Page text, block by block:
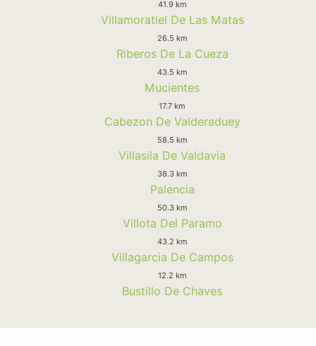
41.9 km
Villamoratiel De Las Matas
26.5 km
Riberos De La Cueza
43.5 km
Mucientes
17.7 km
Cabezon De Valderaduey
58.5 km
Villasila De Valdavia
38.3 km
Palencia
50.3 km
Villota Del Paramo
43.2 km
Villagarcia De Campos
12.2 km
Bustillo De Chaves